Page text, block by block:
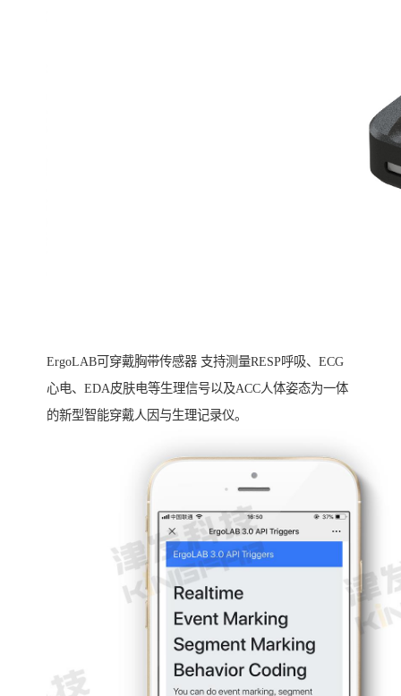
ErgoLAB可穿戴胸带传感器 支持测量RESP呼吸、ECG
心电、EDA皮肤电等生理信号以及ACC人体姿态为一体
的新型智能穿戴人因与生理记录仪。